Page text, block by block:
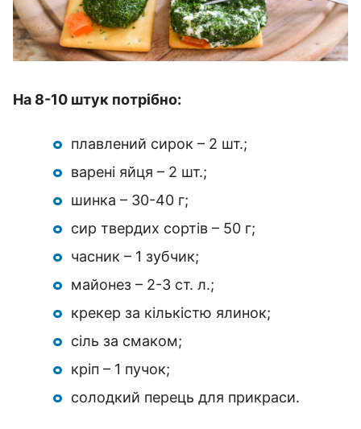
На 8-10 штук потрібно:
плавлений сирок – 2 шт.;
варені яйця – 2 шт.;
шинка – 30-40 г;
сир твердих сортів – 50 г;
часник – 1 зубчик;
майонез – 2-3 ст. л.;
крекер за кількістю ялинок;
сіль за смаком;
кріп – 1 пучок;
солодкий перець для прикраси.